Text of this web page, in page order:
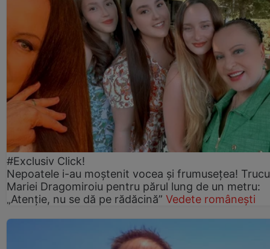
#Exclusiv Click!
Nepoatele i-au moștenit vocea și frumusețea!
Mariei Dragomiroiu pentru părul lung de un metru:
„Atenție, nu se dă pe rădăcină” Vedete românești